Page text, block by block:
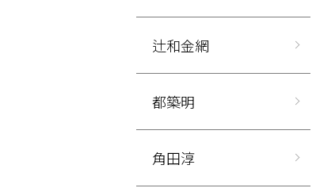
辻和金網
都築明
角田淳